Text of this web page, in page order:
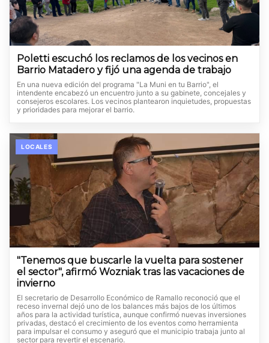
Poletti escuchó los reclamos de los vecinos en
Barrio Matadero y fijó una agenda de trabajo
En una nueva edición del programa "La Muni en tu Barrio", el
intendente encabezó un encuentro junto a su gabinete, concejales y
consejeros escolares. Los vecinos plantearon inquietudes, propuestas
y prioridades para mejorar el barrio.
LOCALES
"Tenemos que buscarle la vuelta para sostener
el sector", afirmó Wozniak tras las vacaciones de
invierno
El secretario de Desarrollo Económico de Ramallo reconoció que el
receso invernal dejó uno de los balances más bajos de los últimos
años para la actividad turística, aunque confirmó nuevas inversiones
privadas, destacó el crecimiento de los eventos como herramienta
para impulsar el consumo y aseguró que el municipio trabaja junto al
sector para revertir el escenario.